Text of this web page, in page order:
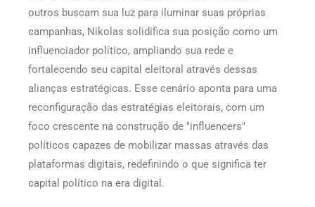
outros buscam sua luz para iluminar suas próprias
campanhas, Nikolas solidifica sua posição como um
influenciador político, ampliando sua rede e
fortalecendo seu capital eleitoral através dessas
alianças estratégicas. Esse cenário aponta para uma
reconfiguração das estratégias eleitorais, com um
foco crescente na construção de "influencers"
políticos capazes de mobilizar massas através das
plataformas digitais, redefinindo o que significa ter
capital político na era digital.